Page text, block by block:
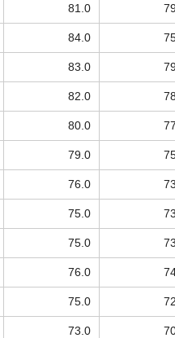
81.0
84.0
83.0
82.0
80.0
79.0
76.0
75.0
75.0
76.0
75.0
73.0